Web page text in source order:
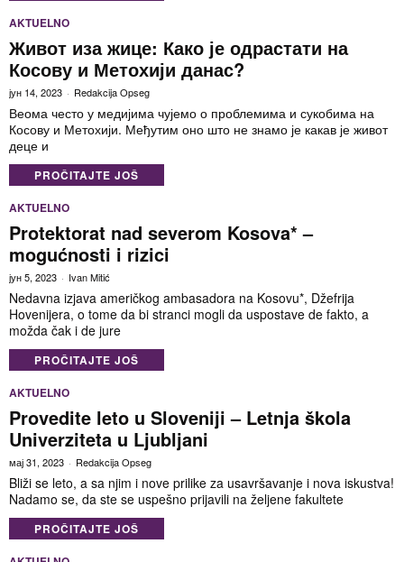
AKTUELNO
Живот иза жице: Како је одрастати на
Косову и Метохији данас?
јун 14, 2023 Redakcija Opseg
Веома често у медијима чујемо о проблемима и сукобима на
Косову и Метохији. Међутим оно што не знамо је какав је живот
деце и
PROČITAJTE JOŠ
AKTUELNO
Protektorat nad severom Kosova* –
mogućnosti i rizici
јун 5, 2023 Ivan Mitić
Nedavna izjava američkog ambasadora na Kosovu*, Džefrija
Hovenijera, o tome da bi stranci mogli da uspostave de fakto, a
možda čak i de jure
PROČITAJTE JOŠ
AKTUELNO
Provedite leto u Sloveniji – Letnja škola
Univerziteta u Ljubljani
мај 31, 2023 Redakcija Opseg
Bliži se leto, a sa njim i nove prilike za usavršavanje i nova iskustva!
Nadamo se, da ste se uspešno prijavili na željene fakultete
PROČITAJTE JOŠ